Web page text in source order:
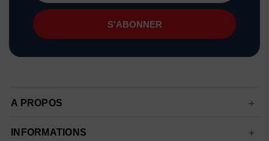
mail
A PROPOS
INFORMATIONS